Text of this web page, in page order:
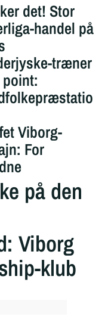
det! Stor
handel på
træner
Viborg-
For
på den
Viborg
klub